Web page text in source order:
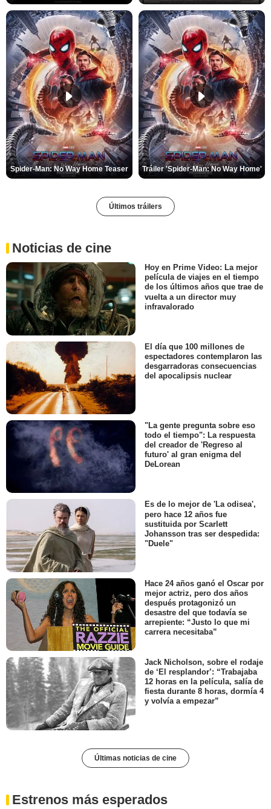
Spider-Man: No Way Home Teaser Tráiler 'Spider-Man: No Way Home'
Últimos tráilers
Noticias de cine
Hoy en Prime Video: La mejor
película de viajes en el tiempo
de los últimos años que trae de
vuelta a un director muy
infravalorado
El día que 100 millones de
espectadores contemplaron las
desgarradoras consecuencias
del apocalipsis nuclear
"La gente pregunta sobre eso
todo el tiempo": La respuesta
del creador de 'Regreso al
futuro' al gran enigma del
DeLorean
Es de lo mejor de 'La odisea',
pero hace 12 años fue
sustituida por Scarlett
Johansson tras ser despedida:
"Duele"
Hace 24 años ganó el Oscar por
mejor actriz, pero dos años
después protagonizó un
desastre del que todavía se
arrepiente: “Justo lo que mi
carrera necesitaba”
Jack Nicholson, sobre el rodaje
de ‘El resplandor’: “Trabajaba
12 horas en la película, salía de
fiesta durante 8 horas, dormía 4
y volvía a empezar”
Últimas noticias de cine
Estrenos más esperados